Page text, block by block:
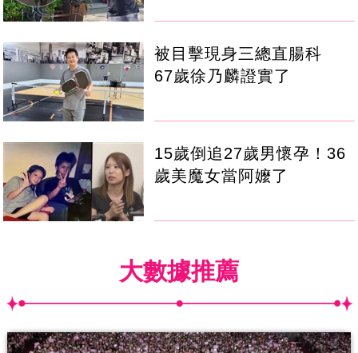
被目擊現身三總直腸科
67歲徐乃麟證實了
15歲倒追27歲男懷孕！36
歲美魔女當阿嬤了
大數據推薦